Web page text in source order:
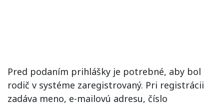
Pred podaním prihlášky je potrebné, aby bol
rodič v systéme zaregistrovaný. Pri registrácii
zadáva meno, e-mailovú adresu, číslo